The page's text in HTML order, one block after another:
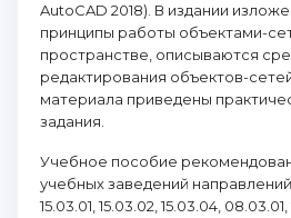
AutoCAD 2018). В издании
принципы работы объектами-
пространстве, описываются
редактирования объектов-
материала приведены
задания.
Учебное пособие
учебных заведений направлений
15.03.01, 15.03.02, 15.03.04,